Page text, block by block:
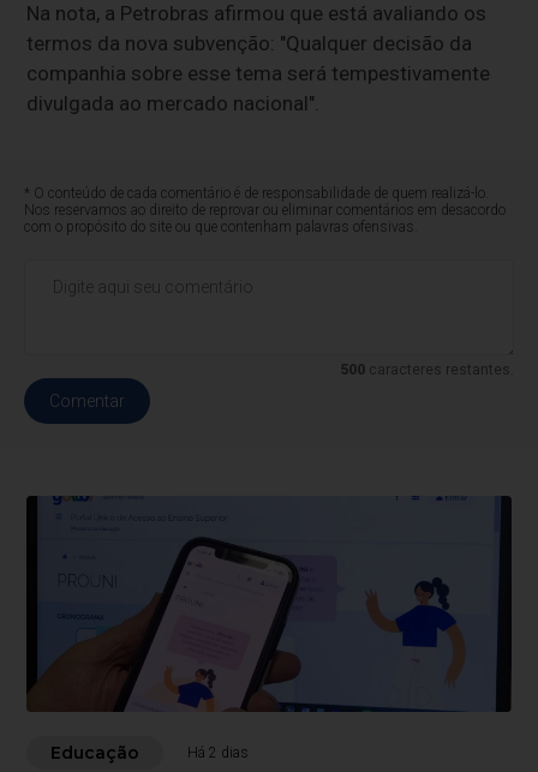
Na nota, a Petrobras afirmou que está avaliando os
termos da nova subvenção: "Qualquer decisão da
companhia sobre esse tema será tempestivamente
divulgada ao mercado nacional".
* O conteúdo de cada comentário é de responsabilidade de quem realizá-lo.
Nos reservamos ao direito de reprovar ou eliminar comentários em desacordo
com o propósito do site ou que contenham palavras ofensivas.
500caracteres restantes.
Comentar
Educação Há 2 dias